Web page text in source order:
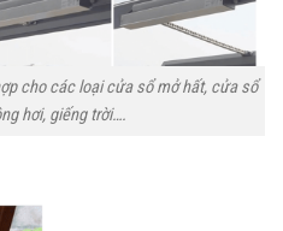
cho các loại cửa sổ mở hất, cửa sổ
hơi, giếng trời….